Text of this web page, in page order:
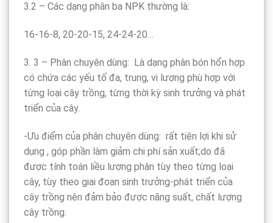
3.2 – Các dạng phân ba NPK thường là:
16-16-8, 20-20-15, 24-24-20…
3. 3 – Phân chuyên dùng: Là dạng phân bón hổn hợp
có chứa các yếu tố đa, trung, vi lượng phù hợp với
từng loại cây trồng, từng thời kỳ sinh trưởng và phát
triển của cây.
-Ưu điểm của phân chuyên dùng: rất tiện lợi khi sử
dụng , góp phần làm giảm chi phí sản xuất;do đã
được tính toán liều lượng phân tùy theo từng loại
cây, tùy theo giai đoạn sinh trưởng-phát triển của
cây trồng nên đảm bảo được năng suất, chất lượng
cây trồng.